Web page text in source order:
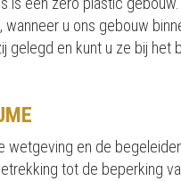
u ons gebouw
gelegd en kunt u ze bij het
wetgeving en de
tot de beperking